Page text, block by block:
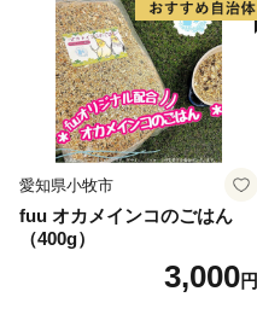
愛知県小牧市
fuu オカメインコのごはん
（400g）
3,000円